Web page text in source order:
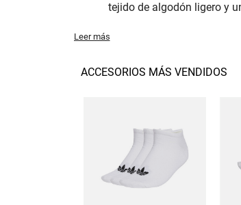
tejido de algodón ligero y
Leer más
ACCESORIOS MÁS VENDIDOS